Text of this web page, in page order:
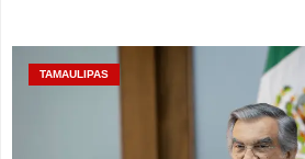
TAMAULIPAS